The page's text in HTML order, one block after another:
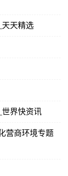
天天精选
界快资讯
营商环境专题